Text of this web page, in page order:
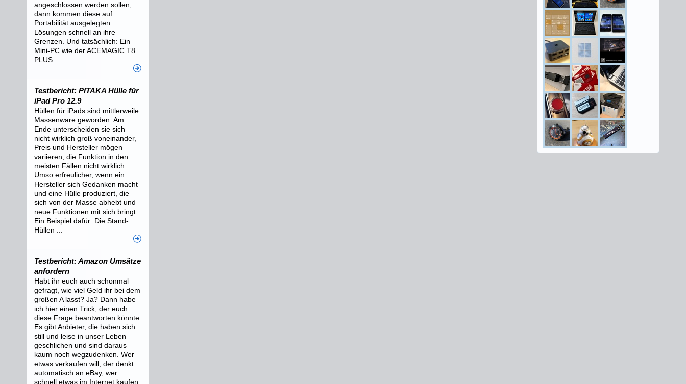
angeschlossen werden sollen,
dann kommen diese auf
Portabilität ausgelegten
Lösungen schnell an ihre
Grenzen. Und tatsächlich: Ein
Mini-PC wie der ACEMAGIC T8
PLUS ...
Testbericht: PITAKA Hülle für
iPad Pro 12.9
Hüllen für iPads sind mittlerweile
Massenware geworden. Am
Ende unterscheiden sie sich
nicht wirklich groß voneinander,
Preis und Hersteller mögen
variieren, die Funktion in den
meisten Fällen nicht wirklich.
Umso erfreulicher, wenn ein
Hersteller sich Gedanken macht
und eine Hülle produziert, die
sich von der Masse abhebt und
neue Funktionen mit sich bringt.
Ein Beispiel dafür: Die Stand-
Hüllen ...
Testbericht: Amazon Umsätze
anfordern
Habt ihr euch auch schonmal
gefragt, wie viel Geld ihr bei dem
großen A lasst? Ja? Dann habe
ich hier einen Trick, der euch
diese Frage beantworten könnte.
Es gibt Anbieter, die haben sich
still und leise in unser Leben
geschlichen und sind daraus
kaum noch wegzudenken. Wer
etwas verkaufen will, der denkt
automatisch an eBay, wer
schnell etwas im Internet kaufen